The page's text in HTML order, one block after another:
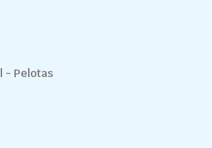
- Pelotas